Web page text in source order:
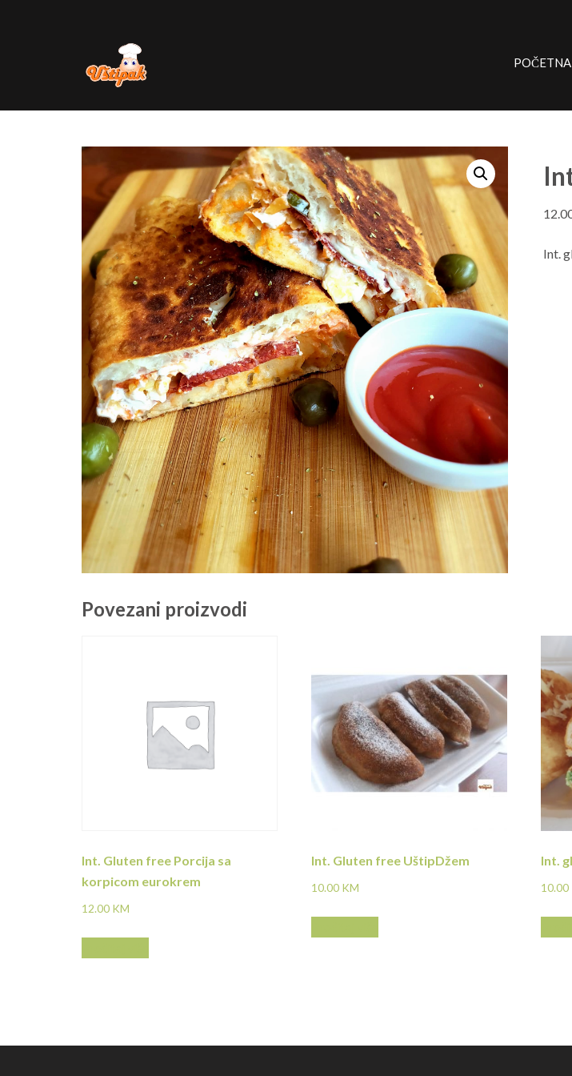
POČETNA
Int.
Povezani proizvodi
Int. Gluten free Porcija sa
korpicom eurokrem
12.00 KM
Int. Gluten free UštipDžem
10.00 KM
Int.
10.00